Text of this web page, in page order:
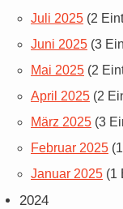
Juli 2025 (2
Juni 2025 (3
Mai 2025 (2
April 2025 (2
März 2025 (3
Februar 2025
Januar 2025 (1
2024